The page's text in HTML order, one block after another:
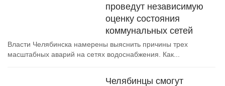
проведут независимую
оценку состояния
коммунальных сетей
Власти Челябинска намерены выяснить причины трех
масштабных аварий на сетях водоснабжения. Как...
Челябинцы смогут